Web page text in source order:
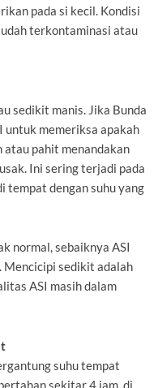
pada si kecil. Kondisi
terkontaminasi atau
sedikit manis. Jika Bunda
untuk memeriksa apakah
atau pahit menandakan
Ini sering terjadi pada
tempat dengan suhu yang
normal, sebaiknya ASI
sedikit adalah
ASI masih dalam
suhu tempat
sekitar 4 jam, di